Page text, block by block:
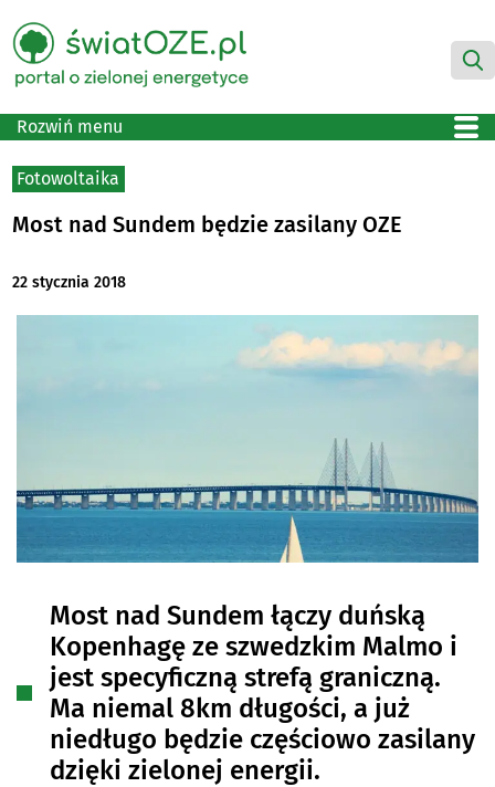
Rozwiń menu
Fotowoltaika
Most nad Sundem będzie zasilany OZE
22 stycznia 2018
Most nad Sundem łączy duńską
Kopenhagę ze szwedzkim Malmo i
jest specyficzną strefą graniczną.
Ma niemal 8km długości, a już
niedługo będzie częściowo zasilany
dzięki zielonej energii.